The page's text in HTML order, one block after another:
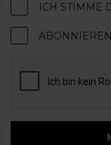
ICH STIMME